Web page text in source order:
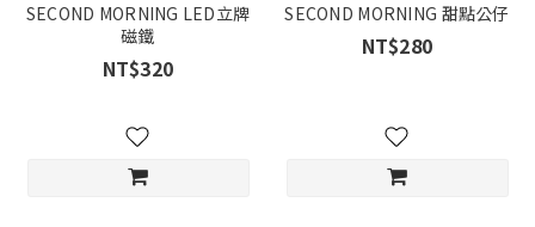
SECOND MORNING LED立牌
磁鐵
NT$320
SECOND MORNING 甜點公仔
NT$280